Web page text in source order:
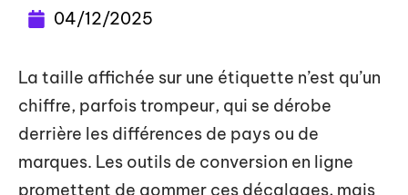
04/12/2025
La taille affichée sur une étiquette n’est qu’un
chiffre, parfois trompeur, qui se dérobe
derrière les différences de pays ou de
marques. Les outils de conversion en ligne
promettent de gommer ces décalages, mais